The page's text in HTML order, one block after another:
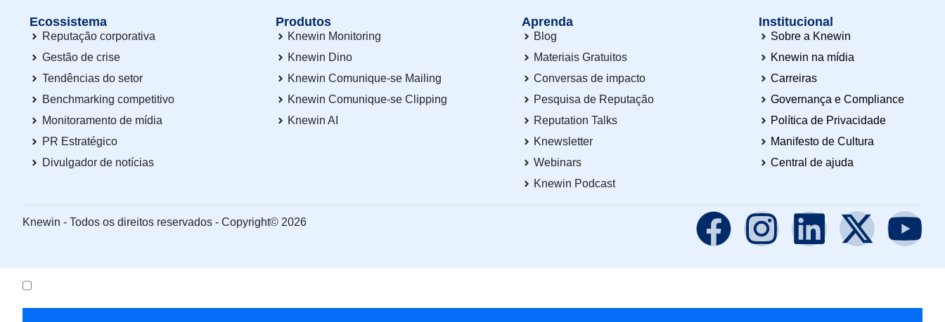
Ecossistema
Reputação corporativa
Gestão de crise
Tendências do setor
Benchmarking competitivo
Monitoramento de mídia
PR Estratégico
Divulgador de notícias
Produtos
Knewin Monitoring
Knewin Dino
Knewin Comunique-se Mailing
Knewin Comunique-se Clipping
Knewin AI
Aprenda
Blog
Materiais Gratuitos
Conversas de impacto
Pesquisa de Reputação
Reputation Talks
Knewsletter
Webinars
Knewin Podcast
Institucional
Sobre a Knewin
Knewin na mídia
Carreiras
Governança e Compliance
Política de Privacidade
Manifesto de Cultura
Central de ajuda
Knewin - Todos os direitos reservados - Copyright© 2026